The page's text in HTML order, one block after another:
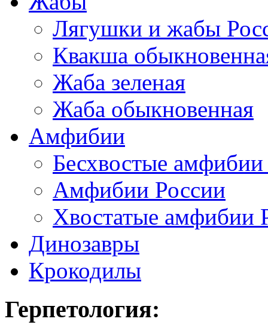
Лягушки и жабы
Квакша
Жаба зеленая
Жаба обыкновенная
Амфибии
Бесхвостые
Амфибии России
Хвостатые амфибии
Динозавры
Крокодилы
Герпетология: